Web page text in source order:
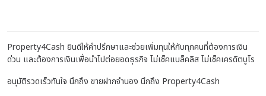
Property4Cash ยินดีให้คำปรึกษาและช่วยเพิ่มทุนให้กับทุกคนที่ต้องการเงิน
ด่วน และต้องการเงินเพื่อนำไปต่อยอดธุรกิจ ไม่เช็คแบล็คลิส ไม่เช็คเครดิตบูโร
อนุมัติรวดเร็วทันใจ นึกถึง ขายฝากจำนอง นึกถึง Property4Cash